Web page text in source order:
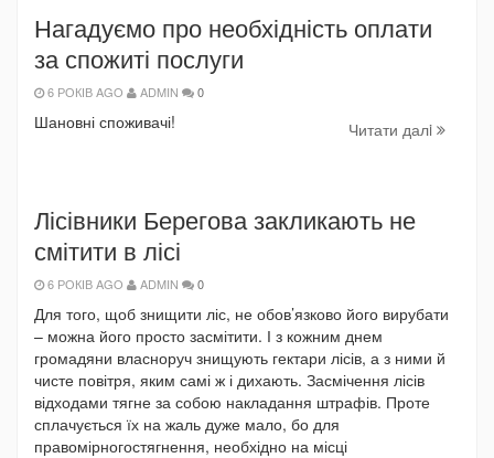
Нагадуємо про необхідність оплати
за спожиті послуги
6 РОКІВ AGO ADMIN 0
Шановні споживачі! Читати далi
Лісівники Берегова закликають не
смітити в лісі
6 РОКІВ AGO ADMIN 0
Для того, щоб знищити ліс, не обов’язково його вирубати
– можна його просто засмітити. І з кожним днем
громадяни власноруч знищують гектари лісів, а з ними й
чисте повітря, яким самі ж і дихають. Засмічення лісів
відходами тягне за собою накладання штрафів. Проте
сплачується їх на жаль дуже мало, бо для
правомірногостягнення, необхідно на місці